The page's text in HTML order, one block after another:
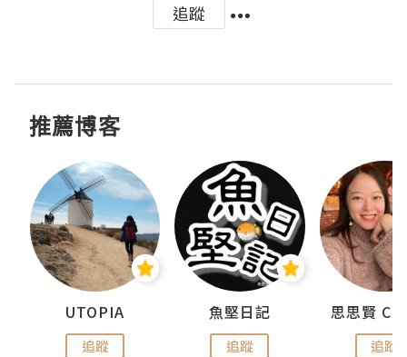
追蹤
推薦博客
UTOPIA
追蹤
魚堅日記
追蹤 追蹤